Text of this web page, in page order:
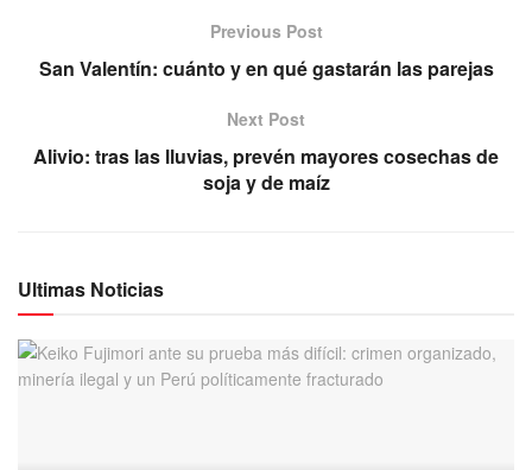
Previous Post
San Valentín: cuánto y en qué gastarán las parejas
Next Post
Alivio: tras las lluvias, prevén mayores cosechas de
soja y de maíz
Ultimas Noticias